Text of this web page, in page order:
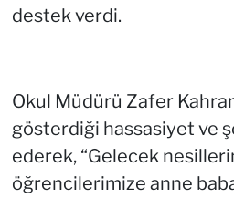
destek verdi.
Okul Müdürü Zafer
gösterdiği hassasiyet ve
ederek, “Gelecek
öğrencilerimize anne